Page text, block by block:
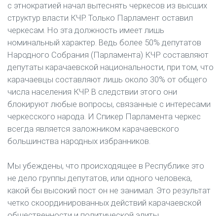
с этнократией начал вытеснять черкесов из высших
структур власти КЧР. Только Парламент оставил
черкесам. Но эта должность имеет лишь
номинальный характер. Ведь более 50% депутатов
Народного Собрания (Парламента) КЧР составляют
депутаты карачаевской национальности, при том, что
карачаевцы составляют лишь около 30% от общего
числа населения КЧР. В следствии этого они
блокируют любые вопросы, связанные с интересами
черкесского народа. И Спикер Парламента черкес
всегда является заложником карачаевского
большинства народных избранников.
Мы убеждены, что происходящее в Республике это
не дело группы депутатов, или одного человека,
какой бы высокий пост он не занимал. Это результат
четко скоординированных действий карачаевской